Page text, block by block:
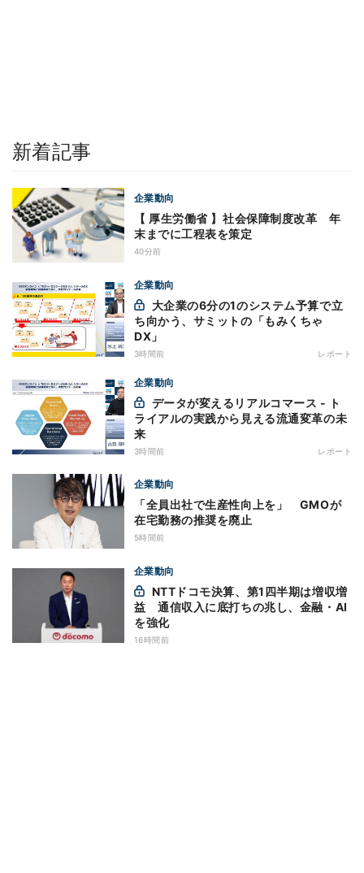
新着記事
企業動向
【 厚生労働省 】社会保障制度改革 年
末までに工程表を策定
40分前
企業動向
ち向かう、サミットの「もみくちゃ
DX」
3時間前 レポート
企業動向
ライアルの実践から見える流通変革の未
来
3時間前 レポート
企業動向
「全員出社で生産性向上を」 GMOが
在宅勤務の推奨を廃止
5時間前
企業動向
益 通信収入に底打ちの兆し、金融・AI
を強化
16時間前